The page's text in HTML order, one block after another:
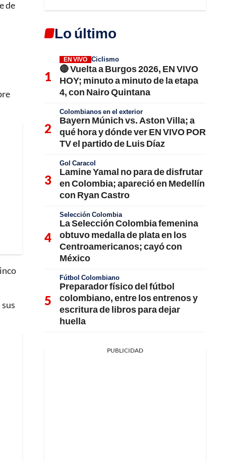
de
Lo último
EN VIVO Ciclismo
🔴 Vuelta a Burgos 2026, EN VIVO
HOY; minuto a minuto de la etapa
4, con Nairo Quintana
Colombianos en el exterior
Bayern Múnich vs. Aston Villa; a
qué hora y dónde ver EN VIVO POR
TV el partido de Luis Díaz
Gol Caracol
Lamine Yamal no para de disfrutar
en Colombia; apareció en Medellín
con Ryan Castro
Selección Colombia
La Selección Colombia femenina
obtuvo medalla de plata en los
Centroamericanos; cayó con
México
Fútbol Colombiano
Preparador físico del fútbol
colombiano, entre los entrenos y
escritura de libros para dejar
huella
PUBLICIDAD